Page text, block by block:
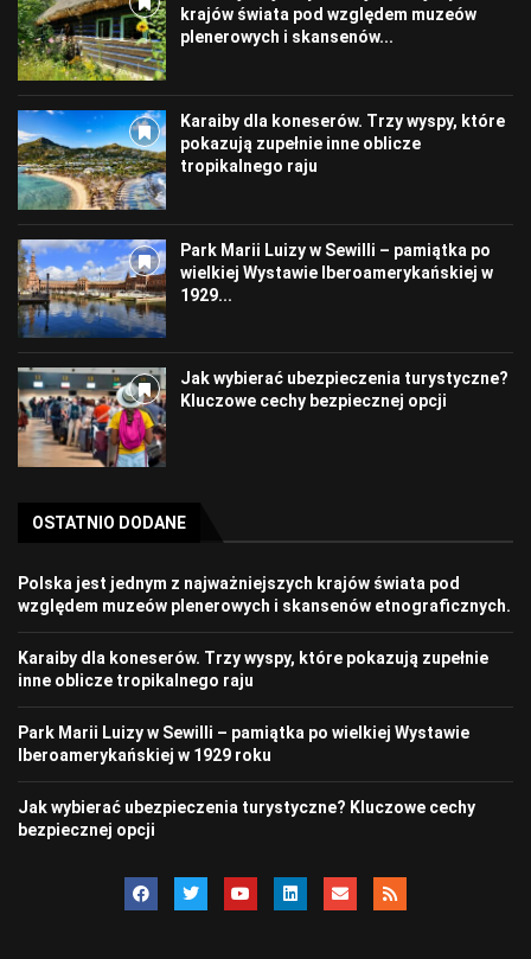
krajów świata pod względem muzeów
plenerowych i skansenów...
Karaiby dla koneserów. Trzy wyspy, które
pokazują zupełnie inne oblicze
tropikalnego raju
Park Marii Luizy w Sewilli – pamiątka po
wielkiej Wystawie Iberoamerykańskiej w
1929...
Jak wybierać ubezpieczenia turystyczne?
Kluczowe cechy bezpiecznej opcji
OSTATNIO DODANE
Polska jest jednym z najważniejszych krajów świata pod
względem muzeów plenerowych i skansenów etnograficznych.
Karaiby dla koneserów. Trzy wyspy, które pokazują zupełnie
inne oblicze tropikalnego raju
Park Marii Luizy w Sewilli – pamiątka po wielkiej Wystawie
Iberoamerykańskiej w 1929 roku
Jak wybierać ubezpieczenia turystyczne? Kluczowe cechy
bezpiecznej opcji